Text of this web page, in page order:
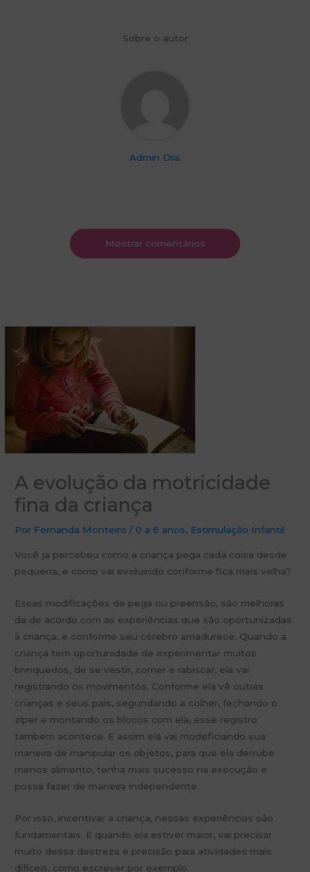
Sobre o autor
Admin Dra.
Mostrar comentários
A evolução da motricidade
fina da criança
Por Fernanda Monteiro/ 0 a 6 anos, Estimulação Infantil
Você ja percebeu como a criança pega cada coisa desde
pequena, e como vai evoluindo conforme fica mais velha?
Essas modificações de pega ou preensão, são melhoras
da de acordo com as experiências que são oportunizadas
à criança, e conforme seu cérebro amadurece. Quando a
criança tem oportunidade de experimentar muitos
brinquedos, de se vestir, comer e rabiscar, ela vai
registrando os movimentos. Conforme ela vê outras
crianças e seus pais, segundando a colher, fechando o
zíper e montando os blocos com ela, esse registro
tambem acontece. E assim ela vai modeficiando sua
maneira de manipular os objetos, para que ela derrube
menos alimento, tenha mais sucesso na execução e
possa fazer de maneira independente.
Por isso, incentivar a criança, nessas experiências são
fundamentais. E quando ela estiver maior, vai precisar
muito dessa destreza e precisão para atividades mais
difíceis, como escrever por exemplo.